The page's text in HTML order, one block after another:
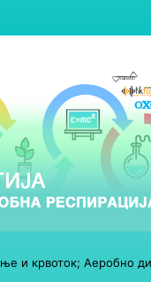
и крвоток; Аеробно